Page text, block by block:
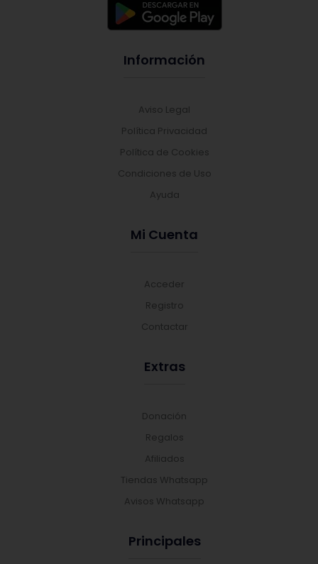
Información
Aviso Legal
Política Privacidad
Política de Cookies
Condiciones de Uso
Ayuda
Mi Cuenta
Acceder
Registro
Contactar
Extras
Donación
Regalos
Afiliados
Tiendas Whatsapp
Avisos Whatsapp
Principales